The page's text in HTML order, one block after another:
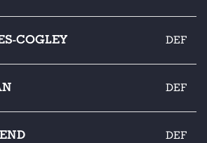
COGLEY DEF
DEF
DEF